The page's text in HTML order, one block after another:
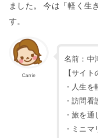
ました。 今は「軽く生
す。
Carrie
名前：
【サイト
・人生
・訪問
・旅を
・ミニマ